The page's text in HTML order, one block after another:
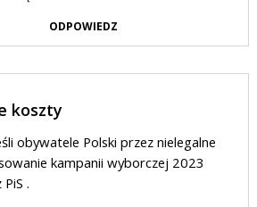
ODPOWIEDZ
koszty
obywatele Polski przez nielegalne
kampanii wyborczej 2023
.